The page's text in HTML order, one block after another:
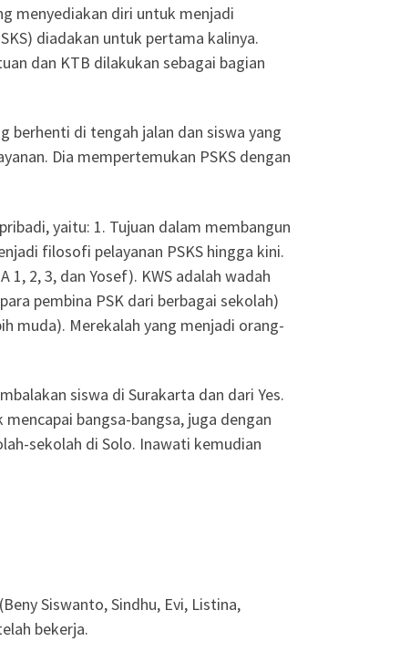
menyediakan diri untuk menjadi
diadakan untuk pertama kalinya.
dan KTB dilakukan sebagai bagian
berhenti di tengah jalan dan siswa yang
Dia mempertemukan PSKS dengan
yaitu: 1. Tujuan dalam membangun
filosofi pelayanan PSKS hingga kini.
2, 3, dan Yosef). KWS adalah wadah
pembina PSK dari berbagai sekolah)
muda). Merekalah yang menjadi orang-
siswa di Surakarta dan dari Yes.
bangsa-bangsa, juga dengan
sekolah di Solo. Inawati kemudian
Siswanto, Sindhu, Evi, Listina,
bekerja.